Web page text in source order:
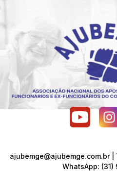
ajubemge@ajubemge.com.br |
WhatsApp: (31)